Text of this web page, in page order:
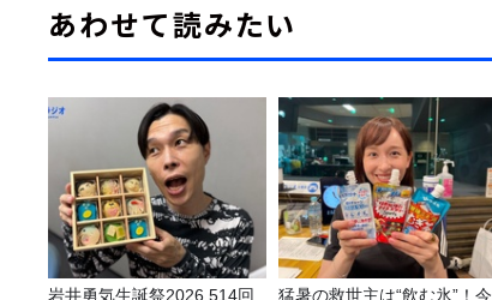
あわせて読みたい
岩井勇気生誕祭2026 514回 猛暑の救世主は“飲む氷”！今